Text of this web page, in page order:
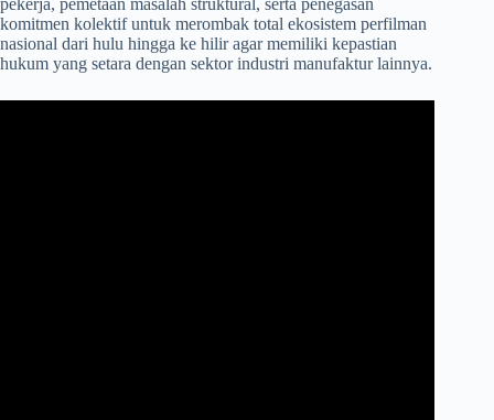
pekerja, pemetaan masalah struktural, serta penegasan
komitmen kolektif untuk merombak total ekosistem perfilman
nasional dari hulu hingga ke hilir agar memiliki kepastian
hukum yang setara dengan sektor industri manufaktur lainnya.